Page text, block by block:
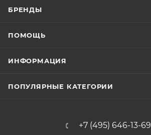
БРЕНДЫ
ПОМОЩЬ
ИНФОРМАЦИЯ
ПОПУЛЯРНЫЕ КАТЕГОРИИ
+7 (495) 646-13-69